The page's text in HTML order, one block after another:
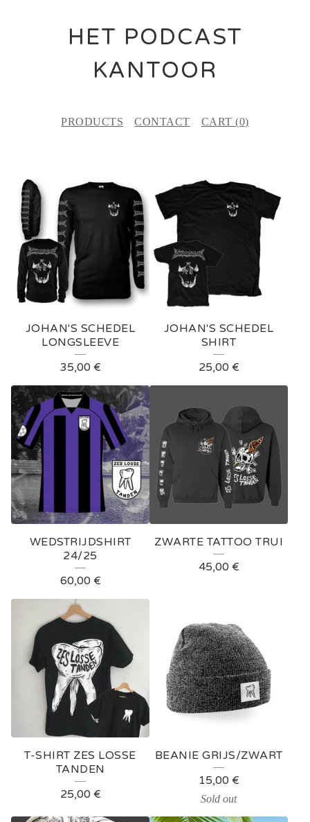
HET PODCAST
KANTOOR
PRODUCTS CONTACT CART (0)
E
A
T
U
R
R
O
D
U
C
T
S
JOHAN'S SCHEDEL
LONGSLEEVE
35,00 €
JOHAN'S SCHEDEL
SHIRT
25,00 €
WEDSTRIJDSHIRT
24/25
60,00 €
ZWARTE TATTOO TRUI
45,00 €
T-SHIRT ZES LOSSE
TANDEN
25,00 €
BEANIE GRIJS/ZWART
15,00 €
Sold out